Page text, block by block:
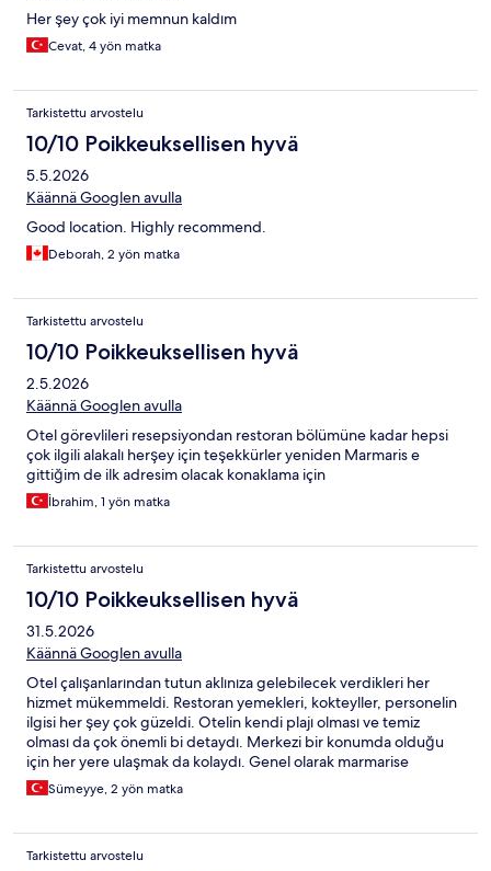
Her şey çok iyi memnun kaldım
Cevat, 4 yön matka
Tarkistettu arvostelu
10/10 Poikkeuksellisen hyvä
5.5.2026
Käännä Googlen avulla
Good location. Highly recommend.
Deborah, 2 yön matka
Tarkistettu arvostelu
10/10 Poikkeuksellisen hyvä
2.5.2026
Käännä Googlen avulla
Otel görevlileri resepsiyondan restoran bölümüne kadar hepsi
çok ilgili alakalı herşey için teşekkürler yeniden Marmaris e
gittiğim de ilk adresim olacak konaklama için
İbrahim, 1 yön matka
Tarkistettu arvostelu
10/10 Poikkeuksellisen hyvä
31.5.2026
Käännä Googlen avulla
Otel çalışanlarından tutun aklınıza gelebilecek verdikleri her
hizmet mükemmeldi. Restoran yemekleri, kokteyller, personelin
ilgisi her şey çok güzeldi. Otelin kendi plajı olması ve temiz
olması da çok önemli bi detaydı. Merkezi bir konumda olduğu
için her yere ulaşmak da kolaydı. Genel olarak marmarise
gittiğinizde kesinlikle tercih etmeniz gereken bir yer.
Sümeyye, 2 yön matka
Tarkistettu arvostelu